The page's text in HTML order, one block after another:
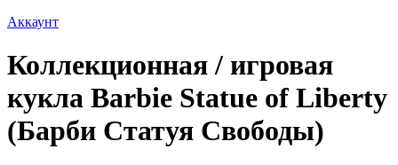
Аккаунт
Коллекционная / игровая
кукла Barbie Statue of Liberty
(Барби Статуя Свободы)